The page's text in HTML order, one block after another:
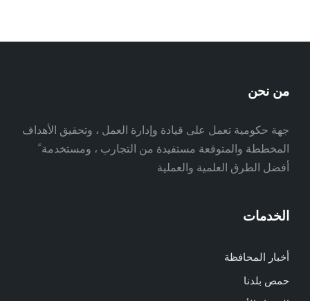
من نحن
جهة حكومية تعمل على قيادة وإدارة العمل ، وتحقيق الأهداف
المخططة والمتوقعة مستفيدة من التجارب ، ومستخدمة ً
أفضل الطرق العلمية والعملية
الخدمات
أخبار المحافظة
حمص بلدنا